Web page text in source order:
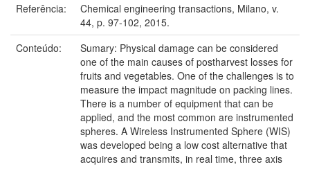
Referência:
Chemical engineering transactions, Milano, v.
44, p. 97-102, 2015.
Conteúdo:
Sumary: Physical damage can be considered
one of the main causes of postharvest losses for
fruits and vegetables. One of the challenges is to
measure the impact magnitude on packing lines.
There is a number of equipment that can be
applied, and the most common are instrumented
spheres. A Wireless Instrumented Sphere (WIS)
was developed being a low cost alternative that
acquires and transmits, in real time, three axis